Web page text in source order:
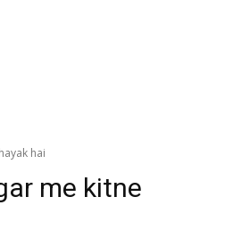
hai
me kitne